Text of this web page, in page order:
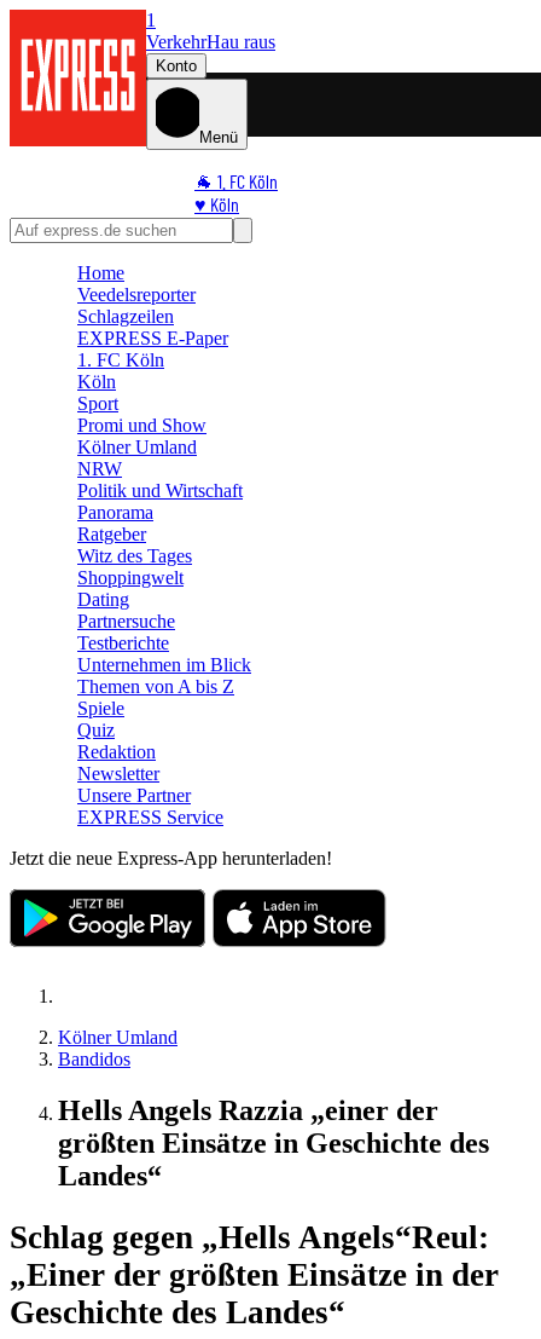
1
VerkehrHau raus
Konto
Menü
🐐 1. FC Köln
♥️ Köln
⭐ Promi
🛒 Shoppingwelt
Home
Veedelsreporter
Schlagzeilen
EXPRESS E-Paper
1. FC Köln
Köln
Sport
Promi und Show
Kölner Umland
NRW
Politik und Wirtschaft
Panorama
Ratgeber
Witz des Tages
Shoppingwelt
Dating
Partnersuche
Testberichte
Unternehmen im Blick
Themen von A bis Z
Spiele
Quiz
Redaktion
Newsletter
Unsere Partner
EXPRESS Service
Jetzt die neue Express-App herunterladen!
Kölner Umland
Bandidos
Hells Angels Razzia „einer der
größten Einsätze in Geschichte des
Landes“
Schlag gegen „Hells Angels“Reul:
„Einer der größten Einsätze in der
Geschichte des Landes“